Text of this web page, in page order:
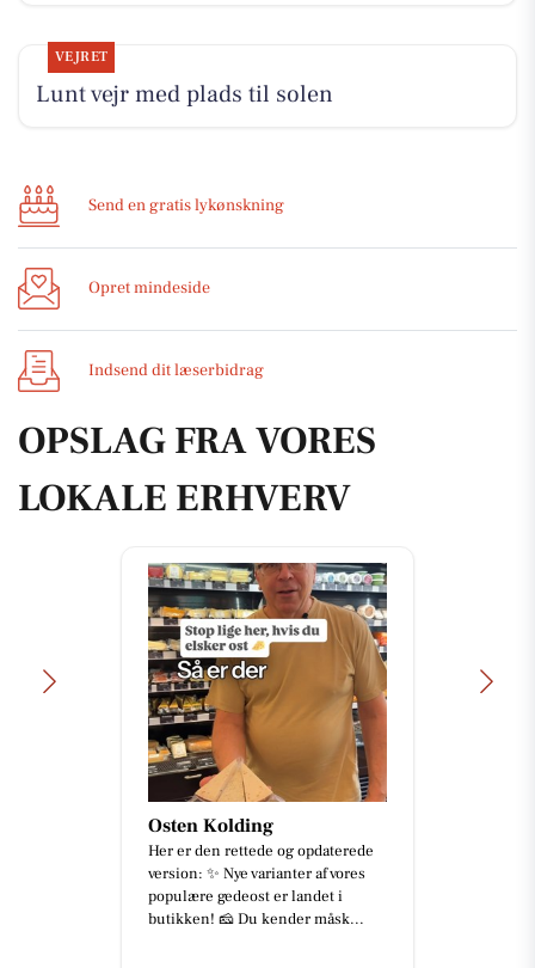
VEJRET
Lunt vejr med plads til solen
Send en gratis lykønskning
Opret mindeside
Indsend dit læserbidrag
OPSLAG FRA VORES
LOKALE ERHVERV
Osten Kolding
Her er den rettede og opdaterede
version: ✨ Nye varianter af vores
populære gedeost er landet i
butikken! 🧀 Du kender måsk...